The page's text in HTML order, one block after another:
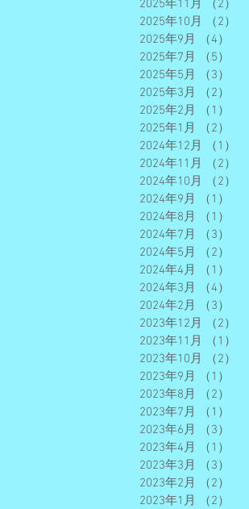
2025年11月
（2）
2025年10月
（2）
2025年9月
（4）
2025年7月
（5）
2025年5月
（3）
2025年3月
（2）
2025年2月
（1）
2025年1月
（2）
2024年12月
（1）
2024年11月
（2）
2024年10月
（2）
2024年9月
（1）
2024年8月
（1）
2024年7月
（3）
2024年5月
（2）
2024年4月
（1）
2024年3月
（4）
2024年2月
（3）
2023年12月
（2）
2023年11月
（1）
2023年10月
（2）
2023年9月
（1）
2023年8月
（2）
2023年7月
（1）
2023年6月
（3）
2023年4月
（1）
2023年3月
（3）
2023年2月
（2）
2023年1月
（2）